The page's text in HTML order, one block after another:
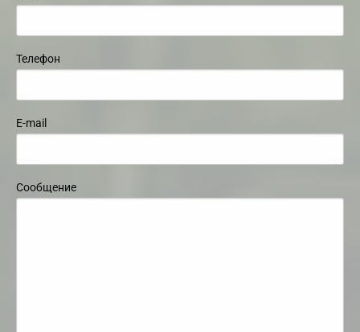
Телефон
E-mail
Сообщение